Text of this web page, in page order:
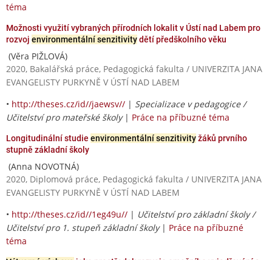
téma
Možnosti využití vybraných přírodních lokalit v Ústí nad Labem pro
rozvoj environmentální senzitivitydětí předškolního věku
(Věra PIŽLOVÁ)
2020, Bakalářská práce, Pedagogická fakulta / UNIVERZITA JANA
EVANGELISTY PURKYNĚ V ÚSTÍ NAD LABEM
• http://theses.cz/id//jaewsv// | Specializace v pedagogice /
Učitelství pro mateřské školy| Práce na příbuzné téma
Longitudinální studie environmentální senzitivityžáků prvního
stupně základní školy
(Anna NOVOTNÁ)
2020, Diplomová práce, Pedagogická fakulta / UNIVERZITA JANA
EVANGELISTY PURKYNĚ V ÚSTÍ NAD LABEM
• http://theses.cz/id//1eg49u// | Učitelství pro základní školy /
Učitelství pro 1. stupeň základní školy| Práce na příbuzné
téma